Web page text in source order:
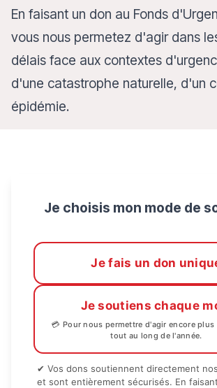
En faisant un don au Fonds
vous nous permetez d'agir dans
délais face aux contextes
d'une catastrophe naturelle, d'un
épidémie.
Je choisis mon mode de
Je fais un don
Je soutiens chaque
💳 Pour nous permettre d'agir encore plus
tout au long de l'année.
✔ Vos dons soutiennent directement
et sont entièrement sécurisés. En